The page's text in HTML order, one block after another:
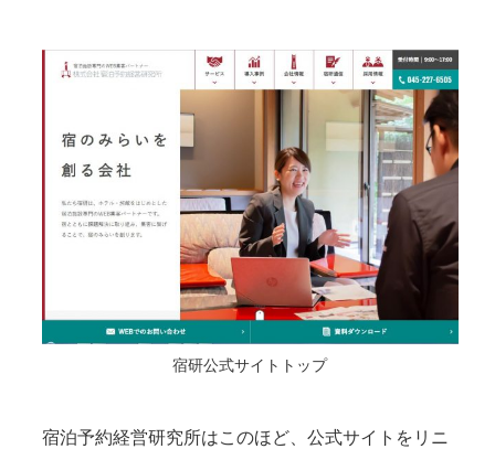
宿研公式サイトトップ
宿泊予約経営研究所はこのほど、公式サイトをリニ